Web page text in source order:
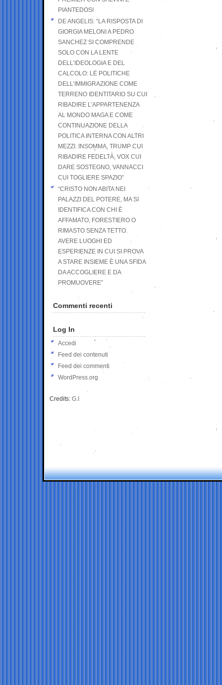
PIANTEDOSI
DE ANGELIS: “LA RISPOSTA DI
GIORGIA MELONI A PEDRO
SANCHEZ SI COMPRENDE
SOLO CON LA LENTE
DELL’IDEOLOGIA E DEL
CALCOLO: LE POLITICHE
DELL’IMMIGRAZIONE COME
TERRENO IDENTITARIO SU CUI
RIBADIRE L’APPARTENENZA
AL MONDO MAGA E COME
CONTINUAZIONE DELLA
POLITICA INTERNA CON ALTRI
MEZZI. INSOMMA, TRUMP CUI
RIBADIRE FEDELTÀ, VOX CUI
DARE SOSTEGNO, VANNACCI
CUI TOGLIERE SPAZIO”
“CRISTO NON ABITA NEI
PALAZZI DEL POTERE, MA SI
IDENTIFICA CON CHI È
AFFAMATO, FORESTIERO O
RIMASTO SENZA TETTO.
AVERE LUOGHI ED
ESPERIENZE IN CUI SI PROVA
A STARE INSIEME È UNA SFIDA
DA ACCOGLIERE E DA
PROMUOVERE”
Commenti recenti
Log In
Accedi
Feed dei contenuti
Feed dei commenti
WordPress.org
Credits: G.I